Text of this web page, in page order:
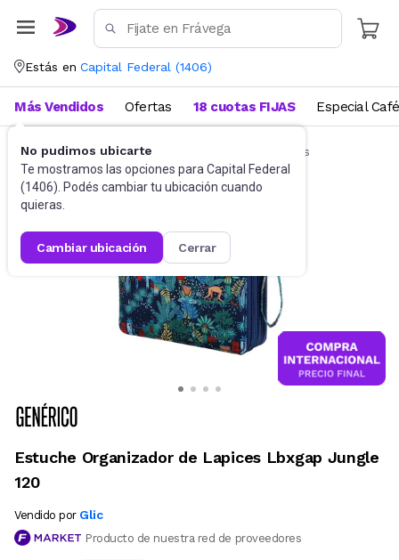
Estás en Capital Federal (1406)
No pudimos ubicarte
Te mostramos las opciones para Capital Federal
(1406). Podés cambiar tu ubicación cuando
quieras.
cambiar ubicación cerrar
Más Vendidos Ofertas 18 cuotas FIJAS Especial Café
Artículos de Librería y Papelería Cartucheras
Estuche Organizador de Lapices Lbxgap Jungle
120
Vendido por Glic
Producto de nuestra red de proveedores